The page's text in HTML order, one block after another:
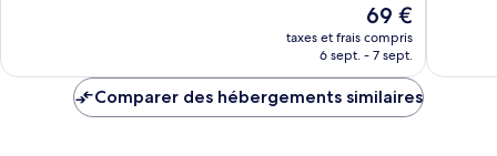
Le
nouveau
prix
de
69 €
taxes et frais compris
6 sept. - 7 sept.
Comparer des hébergements similaires